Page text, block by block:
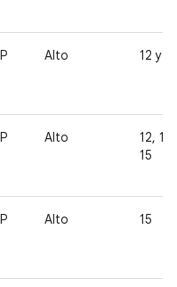
Alto 12 y
Alto
12,
15
Alto 15